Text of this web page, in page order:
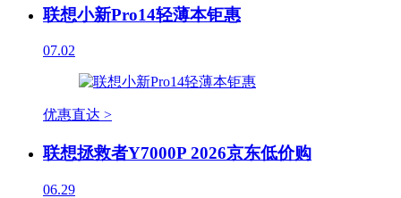
联想小新Pro14轻薄本钜惠
07.02
优惠直达 >
联想拯救者Y7000P 2026京东低价购
06.29